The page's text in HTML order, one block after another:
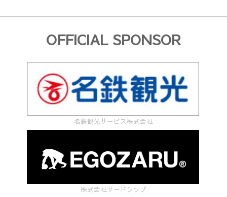
OFFICIAL SPONSOR
名鉄観光サービス株式会社
株式会社サードシップ